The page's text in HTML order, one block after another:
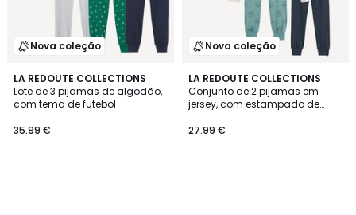
Nova coleção
LA REDOUTE COLLECTIONS
Lote de 3 pijamas de algodão,
com tema de futebol
35.99 €
Nova coleção
LA REDOUTE COLLECTIONS
Conjunto de 2 pijamas em
jersey, com estampado de
27.99 €